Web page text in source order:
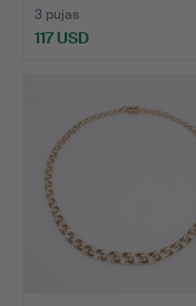
3 pujas
117 USD